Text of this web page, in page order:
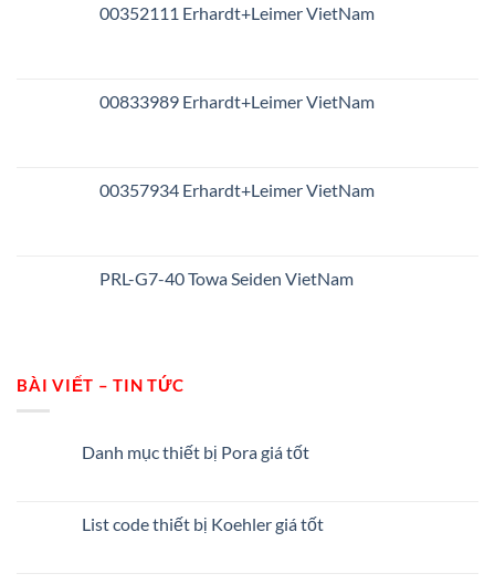
00352111 Erhardt+Leimer VietNam
00833989 Erhardt+Leimer VietNam
00357934 Erhardt+Leimer VietNam
PRL-G7-40 Towa Seiden VietNam
BÀI VIẾT – TIN TỨC
Danh mục thiết bị Pora giá tốt
List code thiết bị Koehler giá tốt